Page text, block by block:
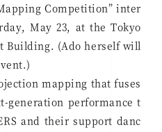
Competition” inter
May 23, at the Tokyo
Building. (Ado herself will
mapping that fuses
generation performance t
and their support danc